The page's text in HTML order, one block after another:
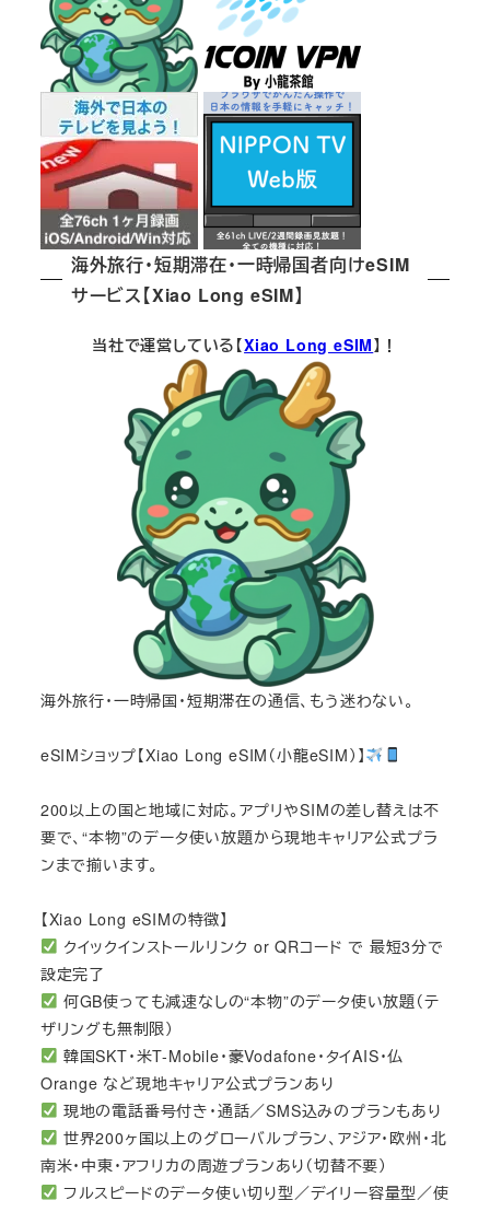
海外旅行・短期滞在・一時帰国者向けeSIM
サービス【Xiao Long eSIM】
当社で運営している【Xiao Long eSIM】！
海外旅行・一時帰国・短期滞在の通信、もう迷わない。
eSIMショップ【Xiao Long eSIM（小龍eSIM）】
200以上の国と地域に対応。アプリやSIMの差し替えは不
要で、“本物”のデータ使い放題から現地キャリア公式プラ
ンまで揃います。
【Xiao Long eSIMの特徴】
クイックインストールリンク or QRコード で 最短3分で
設定完了
何GB使っても減速なしの“本物”のデータ使い放題（テ
ザリングも無制限）
韓国SKT・米T-Mobile・豪Vodafone・タイAIS・仏
Orange など現地キャリア公式プランあり
現地の電話番号付き・通話／SMS込みのプランもあり
世界200ヶ国以上のグローバルプラン、アジア・欧州・北
南米・中東・アフリカの周遊プランあり（切替不要）
フルスピードのデータ使い切り型／デイリー容量型／使